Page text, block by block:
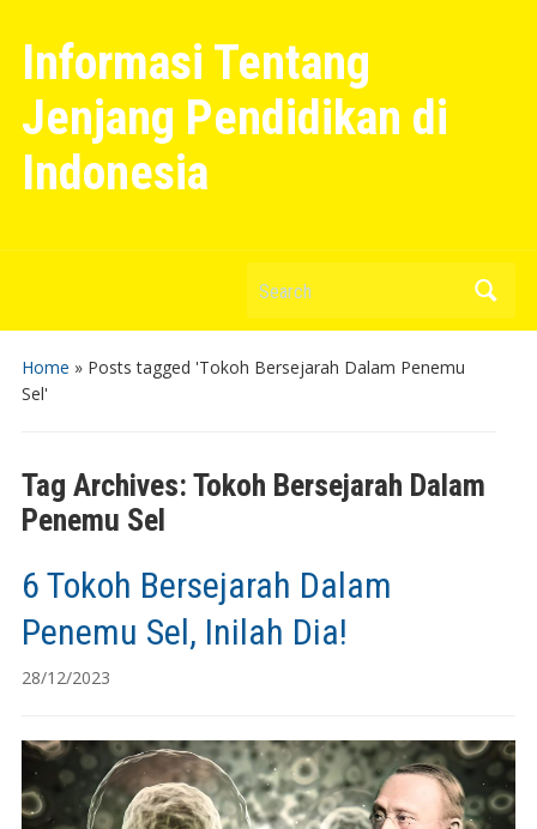
Informasi Tentang
Jenjang Pendidikan di
Indonesia
Search
Home » Posts tagged 'Tokoh Bersejarah Dalam Penemu
Sel'
Tag Archives: Tokoh Bersejarah Dalam
Penemu Sel
6 Tokoh Bersejarah Dalam
Penemu Sel, Inilah Dia!
28/12/2023